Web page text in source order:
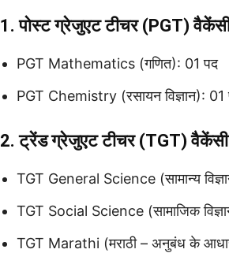
1. पोस्ट ग्रेजुएट टीचर (PGT)
PGT Mathematics (गणित): 01 पद
PGT Chemistry (रसायन विज्ञान): 01
2. ट्रेंड ग्रेजुएट टीचर (TGT) वैकेंसी
TGT General Science (सामान्य
TGT Social Science (सामाजिक
TGT Marathi (मराठी – अनुबंध के